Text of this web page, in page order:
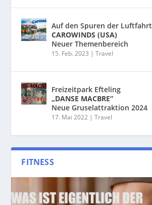
Auf den Spuren der Luftfahrt
CAROWINDS (USA)
Neuer Themenbereich
15. Feb. 2023 |Travel
Freizeitpark Efteling
„DANSE MACBRE“
Neue Gruselattraktion 2024
17. Mai 2022 |Travel
FITNESS